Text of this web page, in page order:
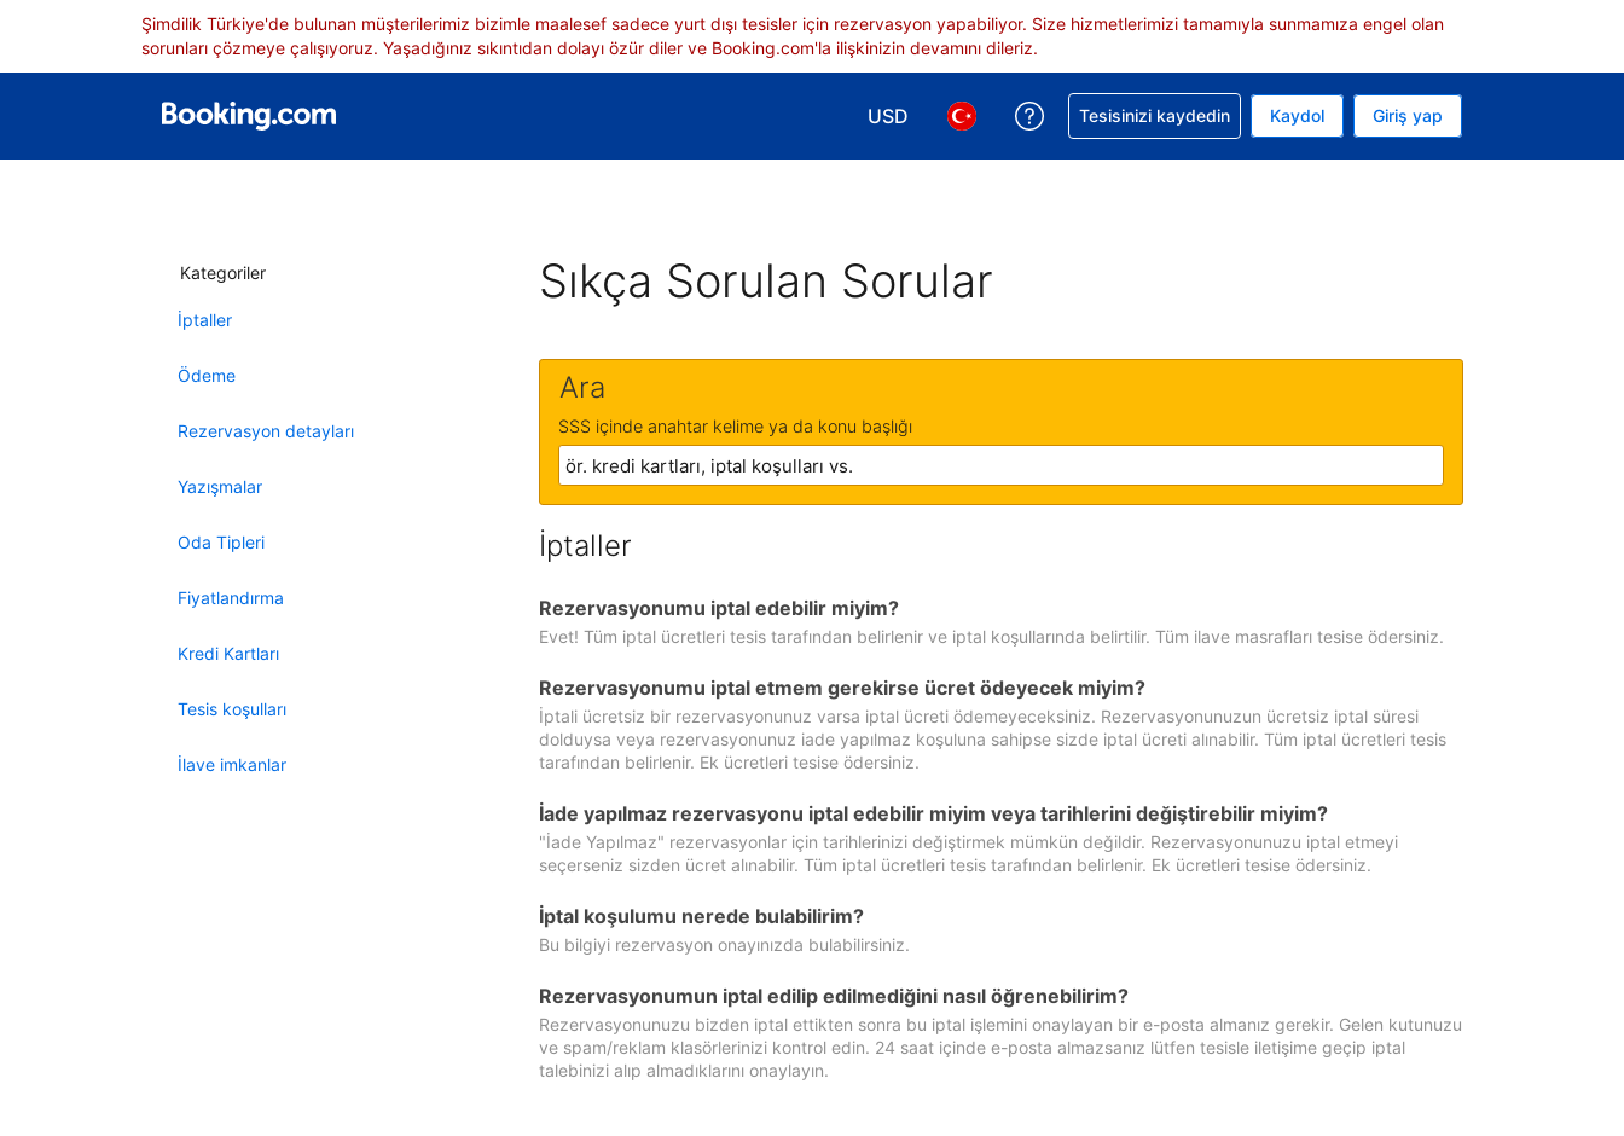
Şimdilik Türkiye'de bulunan müşterilerimiz bizimle maalesef sadece yurt dışı tesisler için rezervasyon yapabiliyor. Size hizmetlerimizi tamamıyla sunmamıza engel olan
sorunları çözmeye çalışıyoruz. Yaşadığınız sıkıntıdan dolayı özür diler ve Booking.com'la ilişkinizin devamını dileriz.
USD
Para birimi seçimi yap. Mevcut para biriminiz ABD doları
Dil seçimi yap. Mevcut diliniz Türkçe
Rezervasyonunuzla ilgili yardım alın
Tesisinizi kaydedin Kaydol Giriş yap
Kategoriler
İptaller
Ödeme
Rezervasyon detayları
Yazışmalar
Oda Tipleri
Fiyatlandırma
Kredi Kartları
Tesis koşulları
İlave imkanlar
Sıkça Sorulan Sorular
Ara
SSS içinde anahtar kelime ya da konu başlığı
İptaller
Rezervasyonumu iptal edebilir miyim?
Evet! Tüm iptal ücretleri tesis tarafından belirlenir ve iptal koşullarında belirtilir. Tüm ilave masrafları tesise ödersiniz.
Rezervasyonumu iptal etmem gerekirse ücret ödeyecek miyim?
İptali ücretsiz bir rezervasyonunuz varsa iptal ücreti ödemeyeceksiniz. Rezervasyonunuzun ücretsiz iptal süresi
dolduysa veya rezervasyonunuz iade yapılmaz koşuluna sahipse sizde iptal ücreti alınabilir. Tüm iptal ücretleri tesis
tarafından belirlenir. Ek ücretleri tesise ödersiniz.
İade yapılmaz rezervasyonu iptal edebilir miyim veya tarihlerini değiştirebilir miyim?
"İade Yapılmaz" rezervasyonlar için tarihlerinizi değiştirmek mümkün değildir. Rezervasyonunuzu iptal etmeyi
seçerseniz sizden ücret alınabilir. Tüm iptal ücretleri tesis tarafından belirlenir. Ek ücretleri tesise ödersiniz.
İptal koşulumu nerede bulabilirim?
Bu bilgiyi rezervasyon onayınızda bulabilirsiniz.
Rezervasyonumun iptal edilip edilmediğini nasıl öğrenebilirim?
Rezervasyonunuzu bizden iptal ettikten sonra bu iptal işlemini onaylayan bir e-posta almanız gerekir. Gelen kutunuzu
ve spam/reklam klasörlerinizi kontrol edin. 24 saat içinde e-posta almazsanız lütfen tesisle iletişime geçip iptal
talebinizi alıp almadıklarını onaylayın.